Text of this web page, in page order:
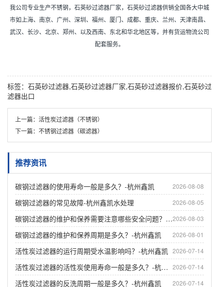
我公司专业生产不锈钢，石英砂过滤器厂家，石英砂过滤器供销全国各大中城
市如上海、南京、广州、深圳、福州、厦门、成都、重庆、兰州、天津南昌、
武汉、长沙、北京、郑州、以及西南、东北和华北地区等，并有货运物流公司
配套服务。
标签：石英砂过滤器,石英砂过滤器厂家,石英砂过滤器报价,石英砂过
滤器出口
上一篇： 活性炭过滤器（不锈钢）
下一篇： 不锈钢过滤器（碳滤器）
推荐资讯
2026-08-08
碳钢过滤器的使用寿命一般是多久？-杭州鑫凯
2026-08-05
碳钢过滤器的常见故障-杭州鑫凯水处理
2026-08-03
碳钢过滤器的维护和保养需要注意哪些安全问题？-杭州鑫凯
2026-08-01
碳钢过滤器的维护和保养周期是多久？-杭州鑫凯
2026-07-14
活性炭过滤器的运行周期受水温影响吗？-杭州鑫凯
2026-07-14
活性炭过滤器的活性炭使用寿命一般是多久？-杭州鑫凯
2026-07-14
活性炭过滤器的反洗周期一般是多久？-杭州鑫凯